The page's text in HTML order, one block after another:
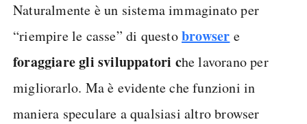
Naturalmente è un sistema immaginato per
“riempire le casse” di questobrowser e
foraggiare gli sviluppatori che lavorano per
migliorarlo. Ma è evidente che funzioni in
maniera speculare a qualsiasi altro browser